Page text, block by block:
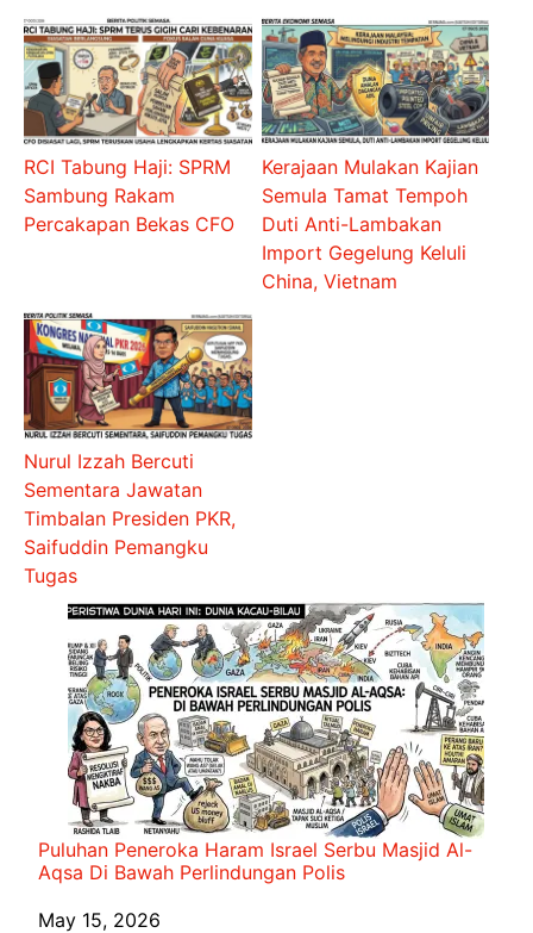
RCI Tabung Haji: SPRM
Sambung Rakam
Percakapan Bekas CFO
Kerajaan Mulakan Kajian
Semula Tamat Tempoh
Duti Anti-Lambakan
Import Gegelung Keluli
China, Vietnam
Nurul Izzah Bercuti
Sementara Jawatan
Timbalan Presiden PKR,
Saifuddin Pemangku
Tugas
Puluhan Peneroka Haram Israel Serbu Masjid Al-
Aqsa Di Bawah Perlindungan Polis
Date
May 15, 2026